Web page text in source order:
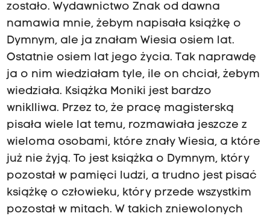
zostało. Wydawnictwo Znak od dawna
namawia mnie, żebym napisała książkę o
Dymnym, ale ja znałam Wiesia osiem lat.
Ostatnie osiem lat jego życia. Tak naprawdę
ja o nim wiedziałam tyle, ile on chciał, żebym
wiedziała. Książka Moniki jest bardzo
wniklliwa. Przez to, że pracę magisterską
pisała wiele lat temu, rozmawiała jeszcze z
wieloma osobami, które znały Wiesia, a które
już nie żyją. To jest książka o Dymnym, który
pozostał w pamięci ludzi, a trudno jest pisać
książkę o człowieku, który przede wszystkim
pozostał w mitach. W takich zniewolonych